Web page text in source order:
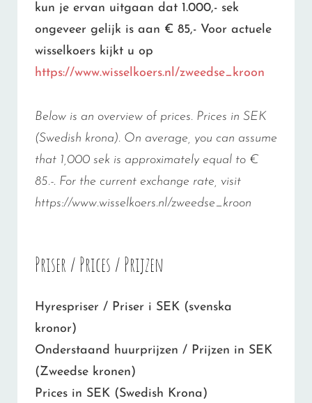
kun je ervan uitgaan dat 1.000,- sek
ongeveer gelijk is aan € 85,- Voor actuele
wisselkoers kijkt u op
https://www.wisselkoers.nl/zweedse_kroon
Below is an overview of prices. Prices in SEK
(Swedish krona). On average, you can assume
that 1,000 sek is approximately equal to €
85.-. For the current exchange rate, visit
https://www.wisselkoers.nl/zweedse_kroon
Priser / Prices / Prijzen
Hyrespriser / Priser i SEK (svenska
kronor)
Onderstaand huurprijzen / Prijzen in SEK
(Zweedse kronen)
Prices in SEK (Swedish Krona)